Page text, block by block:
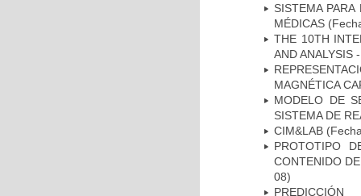
SISTEMA
MÉDICAS
THE 10TH
AND ANALYSIS
MAGNÉTICA
MODELO DE
SISTEMA DE
CIM&LAB
PROTOTIPO
CONTENIDO
08)